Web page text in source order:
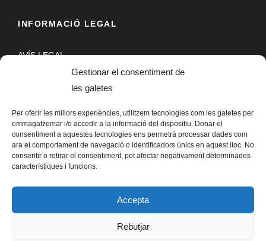
Gestionar el consentiment de
les galetes
Per oferir les millors experiències, utilitzem tecnologies com les galetes per
emmagatzemar i/o accedir a la informació del dispositiu. Donar el
consentiment a aquestes tecnologies ens permetrà processar dades com
ara el comportament de navegació o identificadors únics en aquest lloc. No
consentir o retirar el consentiment, pot afectar negativament determinades
característiques i funcions.
Accepta
Rebutjar
INFORMACIÓ LEGAL
AVÍS LEGAL
POLÍTICA DE PRIVACITAT
POLÍTICA DE COOKIES
MAPA WEB